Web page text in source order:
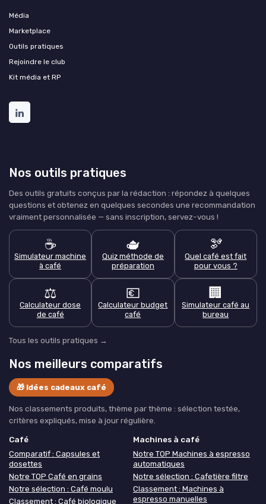
Média
Marketplace
Outils pratiques
Rejoindre le club
Kit média et RP
Nos outils pratiques
Des outils gratuits conçus par la rédaction : répondez à quelques
questions et obtenez en quelques secondes une recommandation
vraiment personnalisée — sans inscription, servez-vous !
☕
Simulateur machine
à café
🫖
Quiz méthode de
préparation
🫘
Quel café est fait
pour vous ?
⚖️
Calculateur dose
de café
💶
Calculateur budget
café
🏢
Simulateur café au
bureau
Tous les outils pratiques →
Nos meilleurs comparatifs
🎁 Idées cadeaux café
Nos classements produits, thème par thème : sélection testée,
critères expliqués, mise à jour régulière.
Café
Comparatif : Capsules et
dosettes
Notre TOP Café en grains
Notre sélection : Café moulu
Classement : Café biologique
Machines à café
Notre TOP Machines à espresso
automatiques
Notre sélection : Cafetière filtre
Classement : Machines à
espresso manuelles